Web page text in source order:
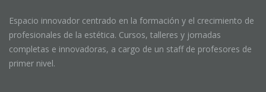
Espacio innovador centrado en la formación y el crecimiento de
profesionales de la estética. Cursos, talleres y jornadas
completas e innovadoras, a cargo de un staff de profesores de
primer nivel.